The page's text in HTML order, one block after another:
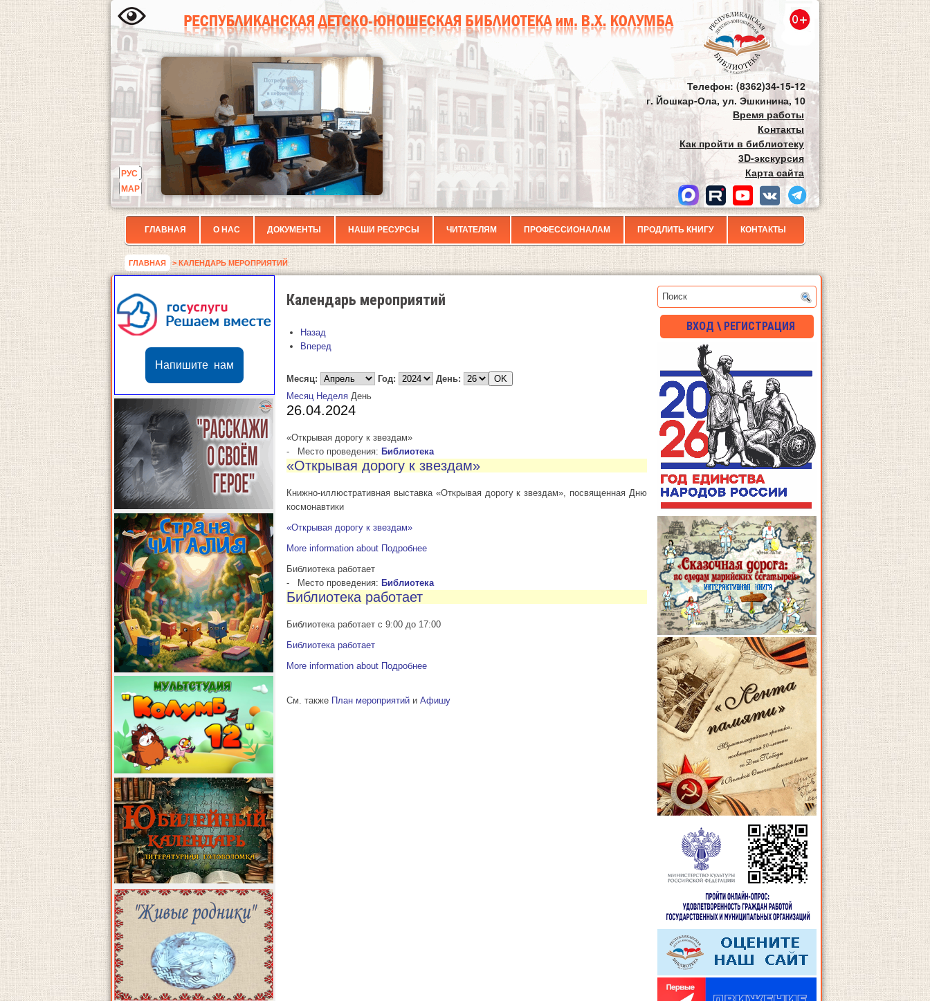
РУС
МАР
Телефон: (8362)34-15-12
г. Йошкар-Ола, ул. Эшкинина, 10
Время работы
Контакты
Как пройти в библиотеку
3D-экскурсия
Карта сайта
ГЛАВНАЯ О НАС ДОКУМЕНТЫ НАШИ РЕСУРСЫ ЧИТАТЕЛЯМ ПРОФЕССИОНАЛАМ ПРОДЛИТЬ КНИГУ КОНТАКТЫ
ГЛАВНАЯ > КАЛЕНДАРЬ МЕРОПРИЯТИЙ
Напишите нам
Календарь мероприятий
Назад
Вперед
Месяц: Год:
День:
Месяц Неделя День
26.04.2024
«Открывая дорогу к звездам»
-
Место проведения: Библиотека
«Открывая дорогу к звездам»
Книжно-иллюстративная выставка «Открывая дорогу к звездам», посвященная Дню
космонавтики
«Открывая дорогу к звездам»
More information about Подробнее
Библиотека работает
-
Место проведения: Библиотека
Библиотека работает
Библиотека работает с 9:00 до 17:00
Библиотека работает
More information about Подробнее
См. также План мероприятий и Афишу
ВХОД \ РЕГИСТРАЦИЯ